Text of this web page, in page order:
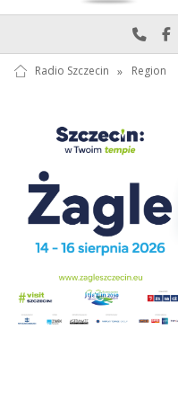
Radio Szczecin » Region